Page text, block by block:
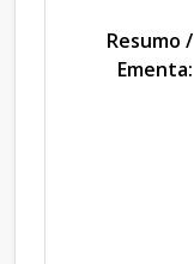
Resumo /
Ementa: